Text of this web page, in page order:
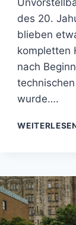
des 20.
blieben
kompletten
nach
wurde….